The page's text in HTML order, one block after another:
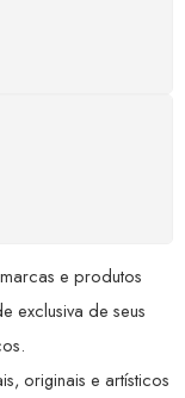
e produtos
exclusiva de seus
originais e artísticos